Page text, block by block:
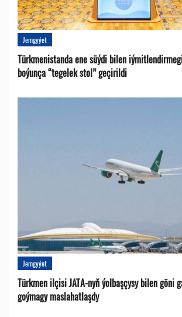
Jemgyýet
Türkmenistanda ene süýdi bilen
boýunça “tegelek stol” geçirildi
Jemgyýet
Türkmen ilçisi JATA-nyň ýolbaşçysy bilen göni
goýmagy maslahatlaşdy